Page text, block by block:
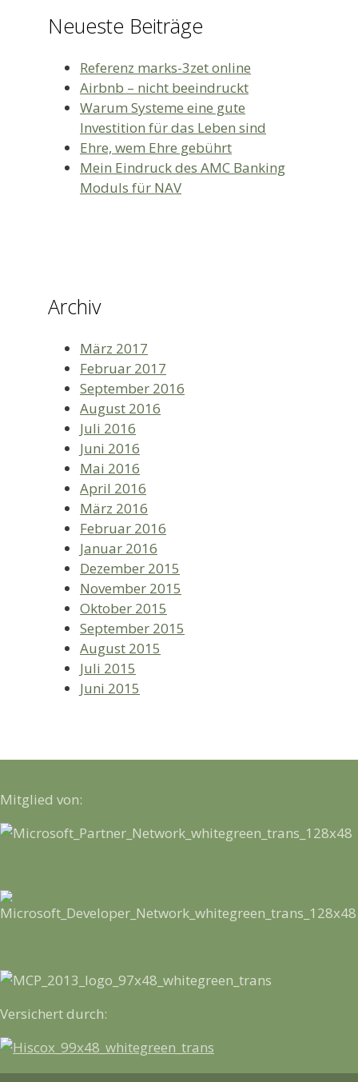
Neueste Beiträge
Referenz marks-3zet online
Airbnb – nicht beeindruckt
Warum Systeme eine gute
Investition für das Leben sind
Ehre, wem Ehre gebührt
Mein Eindruck des AMC Banking
Moduls für NAV
Archiv
März 2017
Februar 2017
September 2016
August 2016
Juli 2016
Juni 2016
Mai 2016
April 2016
März 2016
Februar 2016
Januar 2016
Dezember 2015
November 2015
Oktober 2015
September 2015
August 2015
Juli 2015
Juni 2015
Mitglied von:
Versichert durch: